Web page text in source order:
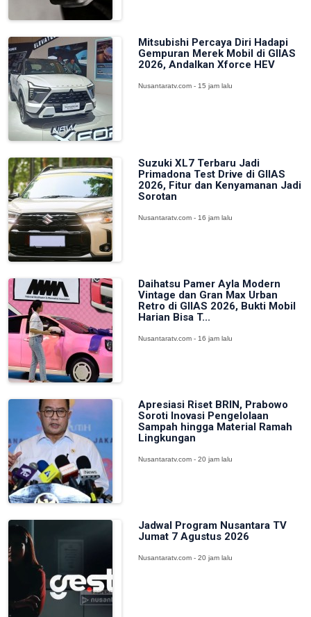
Mitsubishi Percaya Diri Hadapi
Gempuran Merek Mobil di GIIAS
2026, Andalkan Xforce HEV
Nusantaratv.com - 15 jam lalu
Suzuki XL7 Terbaru Jadi
Primadona Test Drive di GIIAS
2026, Fitur dan Kenyamanan Jadi
Sorotan
Nusantaratv.com - 16 jam lalu
Daihatsu Pamer Ayla Modern
Vintage dan Gran Max Urban
Retro di GIIAS 2026, Bukti Mobil
Harian Bisa T...
Nusantaratv.com - 16 jam lalu
Apresiasi Riset BRIN, Prabowo
Soroti Inovasi Pengelolaan
Sampah hingga Material Ramah
Lingkungan
Nusantaratv.com - 20 jam lalu
Jadwal Program Nusantara TV
Jumat 7 Agustus 2026
Nusantaratv.com - 20 jam lalu